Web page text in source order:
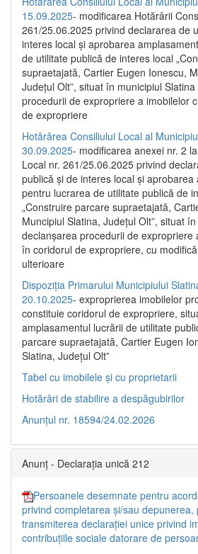
15.09.2025- modificarea Hotărârii
261/25.06.2025 privind declararea de
interes local și aprobarea
de utilitate publică de interes local
supraetajată, Cartier Eugen Ionescu,
Județul Olt”, situat în municipiul
procedurii de expropriere a imobilelor
de expropriere
Hotărârea Consiliului Local al
30.09.2025- modificarea anexei nr. 2
Local nr. 261/25.06.2025 privind
publică şi de interes local şi aprobarea
pentru lucrarea de utilitate publică de
„Construire parcare supraetajată,
Muncipiul Slatina, Judeţul Olt”, situat
declanşarea procedurii de expropriere
în coridorul de expropriere, cu
ulterioare
Dispoziția Primarului Municipiului
20.10.2025- exproprierea imobilelor
constituie coridorul de expropriere,
amplasamentul lucrării de utilitate
parcare supraetajată, Cartier Eugen
Slatina, Județul Olt”
Tabel cu imobilele și cu proprietarii
Hotărâri de stabilire a despăgubirilor
Anunțul nr. 18594/24.02.2026
Anunț - Declarația unică 212
Persoanele desemnate pentru
privind completarea și/sau depunerea,
transmiterea declarației unice privind
contribuțiile sociale datorare de